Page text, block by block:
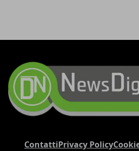
ContattiPrivacy Policy